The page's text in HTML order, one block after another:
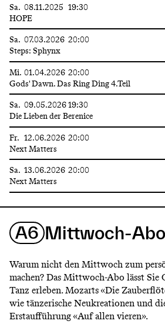
Sa. 08.11.2025 19:30
HOPE
Sa. 07.03.2026 20:00
Steps: Sphynx
Mi. 01.04.2026 20:00
Gods' Dawn. Das Ring Ding 4.Teil
Sa. 09.05.202619:30
Die Lieben der Berenice
Fr. 12.06.2026 20:00
Next Matters
Sa. 13.06.2026 20:00
Next Matters
A6 Mittwoch-Abo
Warum nicht den Mittwoch zum
machen? Das Mittwoch-Abo lässt Sie
Tanz erleben. Mozarts «Die
wie tänzerische Neukreationen und
Erstaufführung «Auf allen vieren».